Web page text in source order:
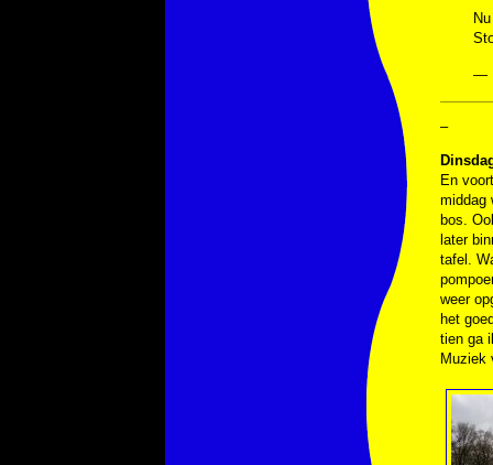
—
–
En
middag
bos.
later
tafel.
weer
het
tien ga
Muziek